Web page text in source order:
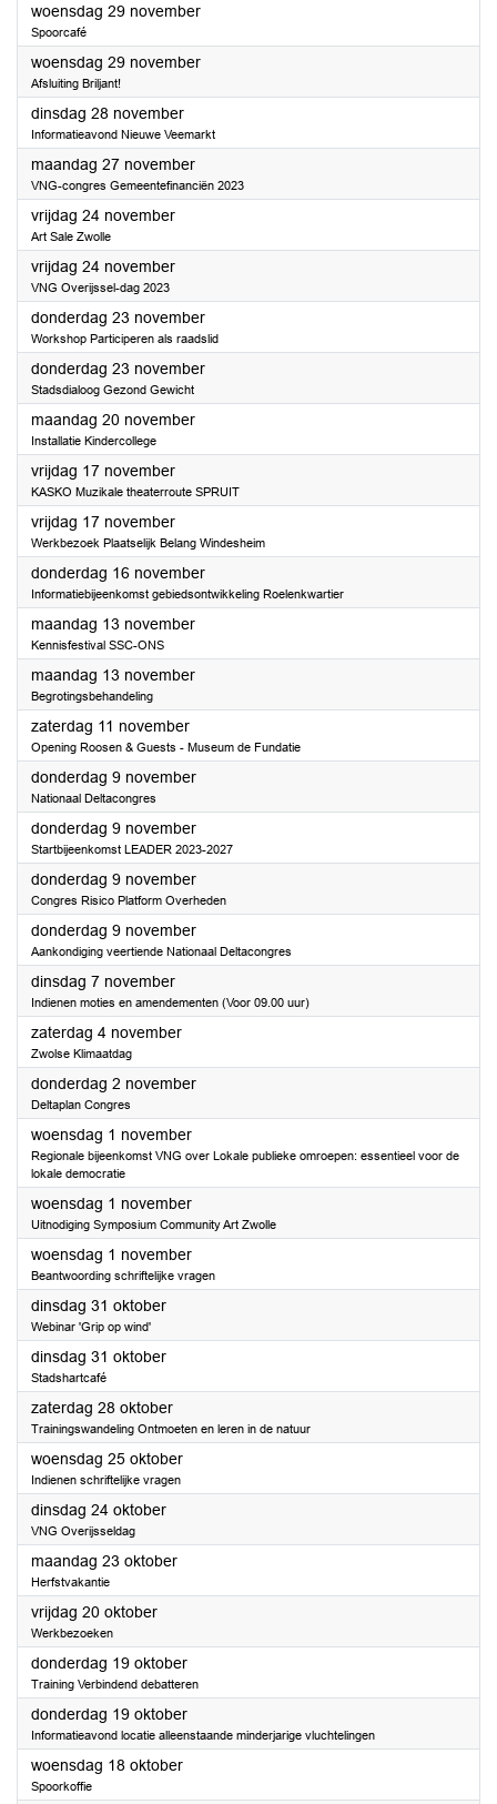
woensdag 29 november2023
Spoorcafé
woensdag 29 november2023
Afsluiting Briljant!
dinsdag 28 november2023
Informatieavond Nieuwe Veemarkt
maandag 27 november2023
VNG-congres Gemeentefinanciën 2023
vrijdag 24 november2023
Art Sale Zwolle
vrijdag 24 november2023
VNG Overijssel-dag 2023
donderdag 23 november2023
Workshop Participeren als raadslid
donderdag 23 november2023
Stadsdialoog Gezond Gewicht
maandag 20 november2023
Installatie Kindercollege
vrijdag 17 november2023
KASKO Muzikale theaterroute SPRUIT
vrijdag 17 november2023
Werkbezoek Plaatselijk Belang Windesheim
donderdag 16 november2023
Informatiebijeenkomst gebiedsontwikkeling Roelenkwartier
maandag 13 november2023
Kennisfestival SSC-ONS
maandag 13 november2023
Begrotingsbehandeling
zaterdag 11 november2023
Opening Roosen & Guests - Museum de Fundatie
donderdag 9 november2023
Nationaal Deltacongres
donderdag 9 november2023
Startbijeenkomst LEADER 2023-2027
donderdag 9 november2023
Congres Risico Platform Overheden
donderdag 9 november2023
Aankondiging veertiende Nationaal Deltacongres
dinsdag 7 november2023
Indienen moties en amendementen (Voor 09.00 uur)
zaterdag 4 november2023
Zwolse Klimaatdag
donderdag 2 november2023
Deltaplan Congres
woensdag 1 november2023
Regionale bijeenkomst VNG over Lokale publieke omroepen: essentieel voor de
lokale democratie
woensdag 1 november2023
Uitnodiging Symposium Community Art Zwolle
woensdag 1 november2023
Beantwoording schriftelijke vragen
dinsdag 31 oktober2023
Webinar 'Grip op wind'
dinsdag 31 oktober2023
Stadshartcafé
zaterdag 28 oktober2023
Trainingswandeling Ontmoeten en leren in de natuur
woensdag 25 oktober2023
Indienen schriftelijke vragen
dinsdag 24 oktober2023
VNG Overijsseldag
maandag 23 oktober2023
Herfstvakantie
vrijdag 20 oktober2023
Werkbezoeken
donderdag 19 oktober2023
Training Verbindend debatteren
donderdag 19 oktober2023
Informatieavond locatie alleenstaande minderjarige vluchtelingen
woensdag 18 oktober2023
Spoorkoffie